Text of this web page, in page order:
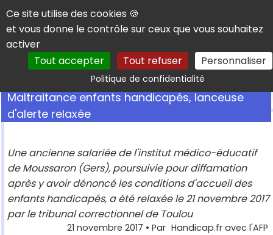
Panneau de gestion des cookies
Ce site utilise des cookies 🍪
et vous donne le contrôle sur ceux que vous souhaitez
activer
Tout accepter
Tout refuser Personnaliser
Politique de confidentialitéRechercher
Maltraitance enfants handicapés, lanceuse
d'alerte relaxée
Une ancienne salariée de l'institut médico-éducatif
de Moussaron (Gers), poursuivie pour diffamation
après y avoir dénoncé les conditions d'accueil des
enfants handicapés, a été relaxée le 21 novembre 2017
par le tribunal correctionnel de Toulou
21 novembre 2017 • Par Handicap.fr avec l'AFP